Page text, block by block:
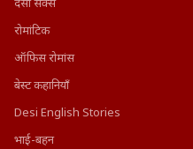
देसी सेक्स
रोमांटिक
ऑफिस रोमांस
बेस्ट कहानियाँ
Desi English Stories
भाई-बहन